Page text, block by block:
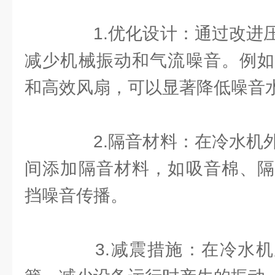
1.优化设计：通过改进
减少机械振动和气流噪音。例
和高效风扇，可以显著降低噪音
2.隔音材料：在冷水机
间添加隔音材料，如吸音棉、
挡噪音传播。
3.减震措施：在冷水机